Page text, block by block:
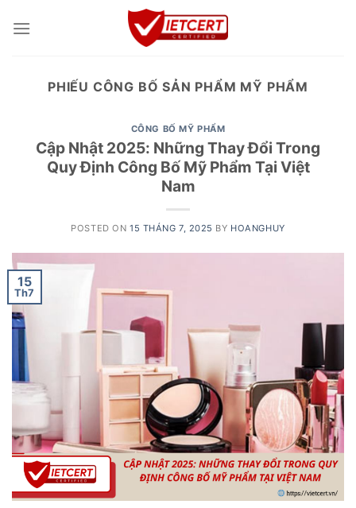
PHIẾU CÔNG BỐ SẢN PHẨM MỸ PHẨM
CÔNG BỐ MỸ PHẨM
Cập Nhật 2025: Những Thay Đổi Trong
Quy Định Công Bố Mỹ Phẩm Tại Việt
Nam
POSTED ON 15 THÁNG 7, 2025 BY HOANGHUY
15
Th7